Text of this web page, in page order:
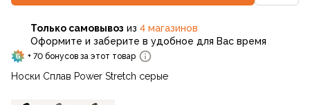
Только самовывоз из 4 магазинов
Оформите и заберите в удобное для Вас время
+ 70 бонусов за этот товар
Носки Сплав Power Stretch серые